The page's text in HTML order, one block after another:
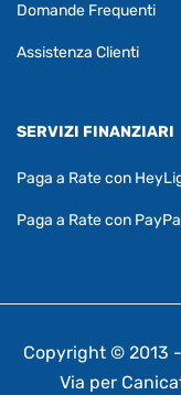
Domande Frequenti
Assistenza Clienti
SERVIZI FINANZIARI
Paga a Rate con
Paga a Rate con
Copyright © 2013
Via per